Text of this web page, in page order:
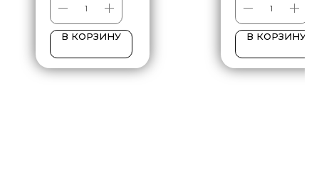
В КОРЗИНУ В КОРЗИНУ